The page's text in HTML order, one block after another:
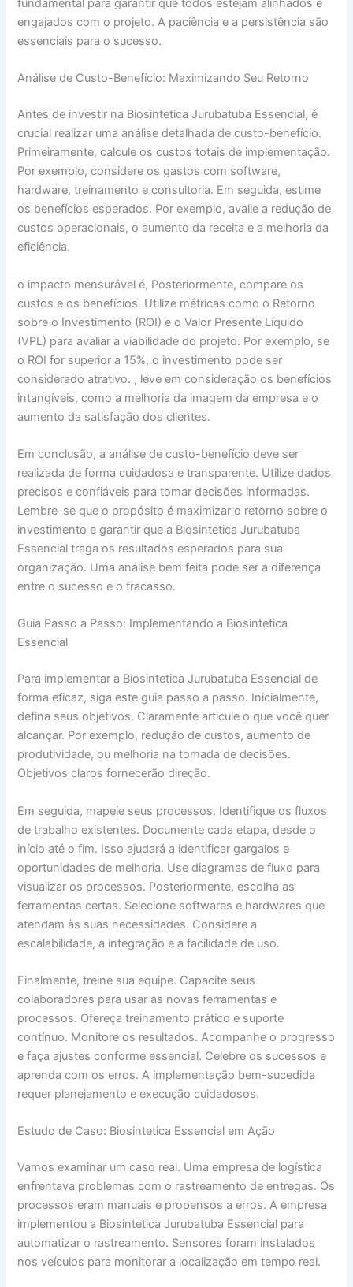
fundamental para garantir que todos estejam alinhados e
engajados com o projeto. A paciência e a persistência são
essenciais para o sucesso.
Análise de Custo-Benefício: Maximizando Seu Retorno
Antes de investir na Biosintetica Jurubatuba Essencial, é
crucial realizar uma análise detalhada de custo-benefício.
Primeiramente, calcule os custos totais de implementação.
Por exemplo, considere os gastos com software,
hardware, treinamento e consultoria. Em seguida, estime
os benefícios esperados. Por exemplo, avalie a redução de
custos operacionais, o aumento da receita e a melhoria da
eficiência.
o impacto mensurável é, Posteriormente, compare os
custos e os benefícios. Utilize métricas como o Retorno
sobre o Investimento (ROI) e o Valor Presente Líquido
(VPL) para avaliar a viabilidade do projeto. Por exemplo, se
o ROI for superior a 15%, o investimento pode ser
considerado atrativo. , leve em consideração os benefícios
intangíveis, como a melhoria da imagem da empresa e o
aumento da satisfação dos clientes.
Em conclusão, a análise de custo-benefício deve ser
realizada de forma cuidadosa e transparente. Utilize dados
precisos e confiáveis para tomar decisões informadas.
Lembre-se que o propósito é maximizar o retorno sobre o
investimento e garantir que a Biosintetica Jurubatuba
Essencial traga os resultados esperados para sua
organização. Uma análise bem feita pode ser a diferença
entre o sucesso e o fracasso.
Guia Passo a Passo: Implementando a Biosintetica
Essencial
Para implementar a Biosintetica Jurubatuba Essencial de
forma eficaz, siga este guia passo a passo. Inicialmente,
defina seus objetivos. Claramente articule o que você quer
alcançar. Por exemplo, redução de custos, aumento de
produtividade, ou melhoria na tomada de decisões.
Objetivos claros fornecerão direção.
Em seguida, mapeie seus processos. Identifique os fluxos
de trabalho existentes. Documente cada etapa, desde o
início até o fim. Isso ajudará a identificar gargalos e
oportunidades de melhoria. Use diagramas de fluxo para
visualizar os processos. Posteriormente, escolha as
ferramentas certas. Selecione softwares e hardwares que
atendam às suas necessidades. Considere a
escalabilidade, a integração e a facilidade de uso.
Finalmente, treine sua equipe. Capacite seus
colaboradores para usar as novas ferramentas e
processos. Ofereça treinamento prático e suporte
contínuo. Monitore os resultados. Acompanhe o progresso
e faça ajustes conforme essencial. Celebre os sucessos e
aprenda com os erros. A implementação bem-sucedida
requer planejamento e execução cuidadosos.
Estudo de Caso: Biosintetica Essencial em Ação
Vamos examinar um caso real. Uma empresa de logística
enfrentava problemas com o rastreamento de entregas. Os
processos eram manuais e propensos a erros. A empresa
implementou a Biosintetica Jurubatuba Essencial para
automatizar o rastreamento. Sensores foram instalados
nos veículos para monitorar a localização em tempo real.